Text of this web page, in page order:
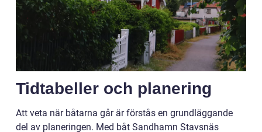
Tidtabeller och planering
Att veta när båtarna går är förstås en grundläggande
del av planeringen. Med båt Sandhamn Stavsnäs